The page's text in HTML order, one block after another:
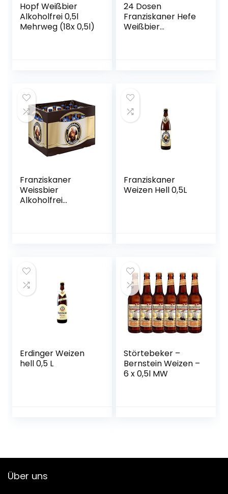
Hopf Weißbier
Alkoholfrei 0,5l
Mehrweg (18x 0,5l)
24 Dosen
Franziskaner Hefe
Weißbier
Franziskaner
Weissbier
Alkoholfrei
aus München
Franziskaner
Weizen Hell 0,5L
Erdinger Weizen
hell 0,5 L
Störtebeker –
Bernstein Weizen –
6 x 0,5l MW
Über uns